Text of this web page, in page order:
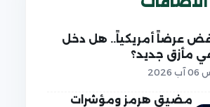
عرضاً أمريكياً.. هل دخل
مأزق جديد؟
مضيق هرمز ومؤشرات